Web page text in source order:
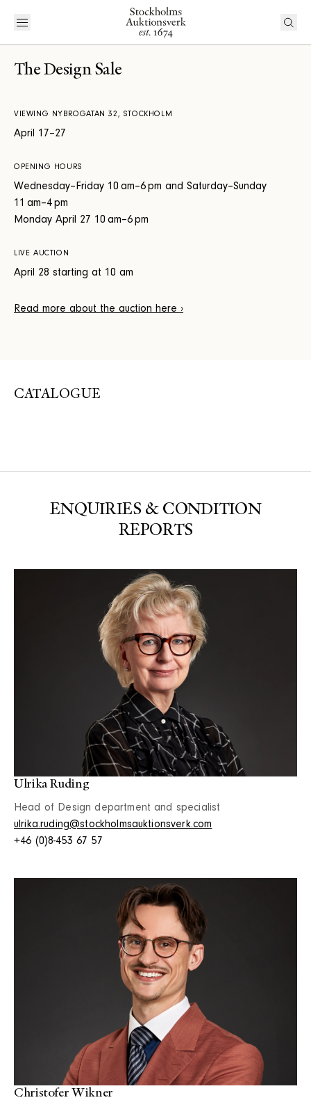
The Design Sale
VIEWING NYBROGATAN 32, STOCKHOLM
April 17–27
OPENING HOURS
Wednesday–Friday 10 am–6 pm and Saturday–Sunday
11 am–4 pm
Monday April 27 10 am–6 pm
LIVE AUCTION
April 28 starting at 10 am
Read more about the auction here ›
CATALOGUE
ENQUIRIES & CONDITION
REPORTS
Ulrika Ruding
Head of Design department and specialist
ulrika.ruding@stockholmsauktionsverk.com
+46 (0)8-453 67 57
Christofer Wikner